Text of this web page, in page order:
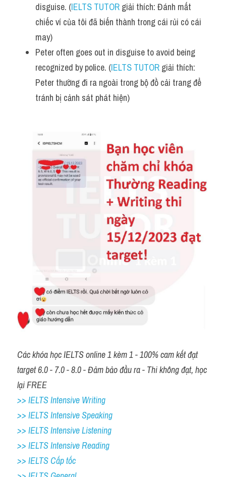
disguise. (IELTS TUTOR giải thích: Đánh mất
chiếc ví của tôi đã biến thành trong cái rủi có cái
may)
Peter often goes out in disguise to avoid being
recognized by police. (IELTS TUTOR giải thích:
Peter thường đi ra ngoài trong bộ đồ cải trang để
tránh bị cảnh sát phát hiện)
Các khóa học IELTS online 1 kèm 1 - 100% cam kết đạt
target 6.0 - 7.0 - 8.0 - Đảm bảo đầu ra - Thi không đạt, học
lại FREE
>> IELTS Intensive Writing
>> IELTS Intensive Speaking
>> IELTS Intensive Listening
>> IELTS Intensive Reading
>> IELTS Cấp tốc